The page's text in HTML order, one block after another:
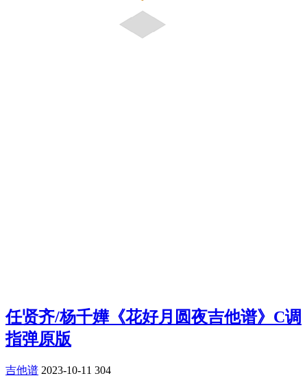
任贤齐/杨千嬅《花好月圆夜吉他谱》C调
指弹原版
吉他谱 2023-10-11 304